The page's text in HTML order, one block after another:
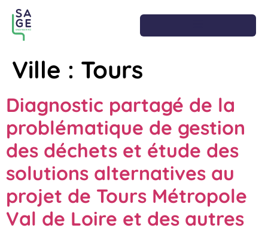
Ville : Tours
Diagnostic partagé de la
problématique de gestion
des déchets et étude des
solutions alternatives au
projet de Tours Métropole
Val de Loire et des autres